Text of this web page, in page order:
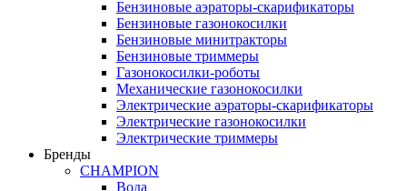
Бензиновые аэраторы-скарификаторы
Бензиновые газонокосилки
Бензиновые минитракторы
Бензиновые триммеры
Газонокосилки-роботы
Механические газонокосилки
Электрические аэраторы-скарификаторы
Электрические газонокосилки
Электрические триммеры
Бренды
CHAMPION
Вода